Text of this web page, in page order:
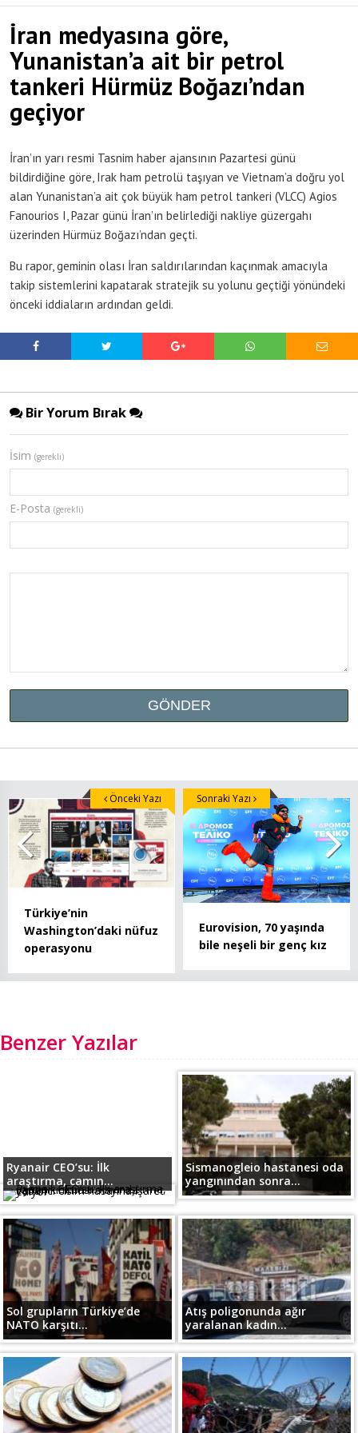
İran medyasına göre,
Yunanistan’a ait bir petrol
tankeri Hürmüz Boğazı’ndan
geçiyor
İran’ın yarı resmi Tasnim haber ajansının Pazartesi günü
bildirdiğine göre, Irak ham petrolü taşıyan ve Vietnam’a doğru yol
alan Yunanistan’a ait çok büyük ham petrol tankeri (VLCC) Agios
Fanourios I, Pazar günü İran’ın belirlediği nakliye güzergahı
üzerinden Hürmüz Boğazı’ndan geçti.
Bu rapor, geminin olası İran saldırılarından kaçınmak amacıyla
takip sistemlerini kapatarak stratejik su yolunu geçtiği yönündeki
önceki iddiaların ardından geldi.
Bir Yorum Bırak
İsim (gerekli)
E-Posta (gerekli)
Türkiye’nin
Washington’daki nüfuz
operasyonu
Önceki Yazı
Eurovision, 70 yaşında
bile neşeli bir genç kız
Sonraki Yazı
Benzer Yazılar
Ryanair CEO’su: İlk
araştırma, camın...
Sismanogleio hastanesi oda
yangınından sonra...
Sol grupların Türkiye’de
NATO karşıtı...
Atış poligonunda ağır
yaralanan kadın...